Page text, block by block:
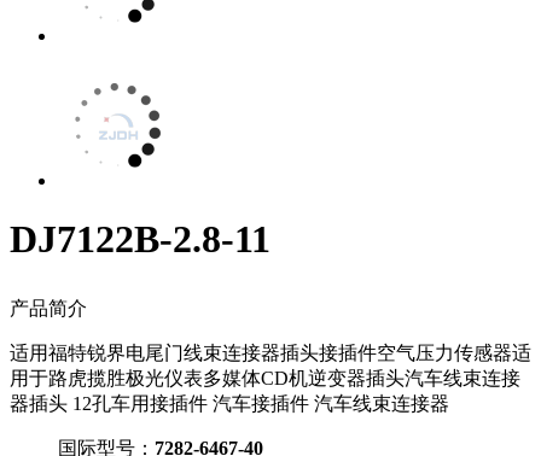
DJ7122B-2.8-11
产品简介
适用福特锐界电尾门线束连接器插头接插件空气压力传感器适
用于路虎揽胜极光仪表多媒体CD机逆变器插头汽车线束连接
器插头 12孔车用接插件 汽车接插件 汽车线束连接器
国际型号： 7282-6467-40